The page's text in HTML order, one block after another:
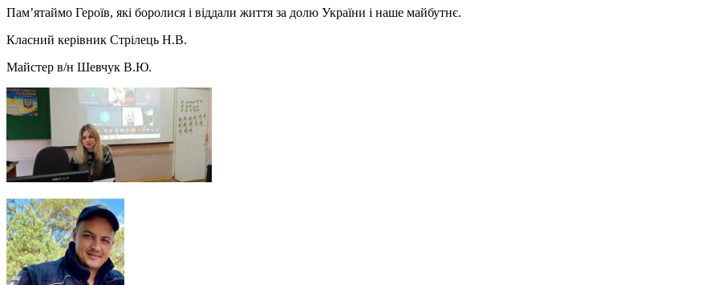
Пам’ятаймо Героїв, які боролися і віддали життя за долю України і наше майбутнє.
Класний керівник Стрілець Н.В.
Майстер в/н Шевчук В.Ю.